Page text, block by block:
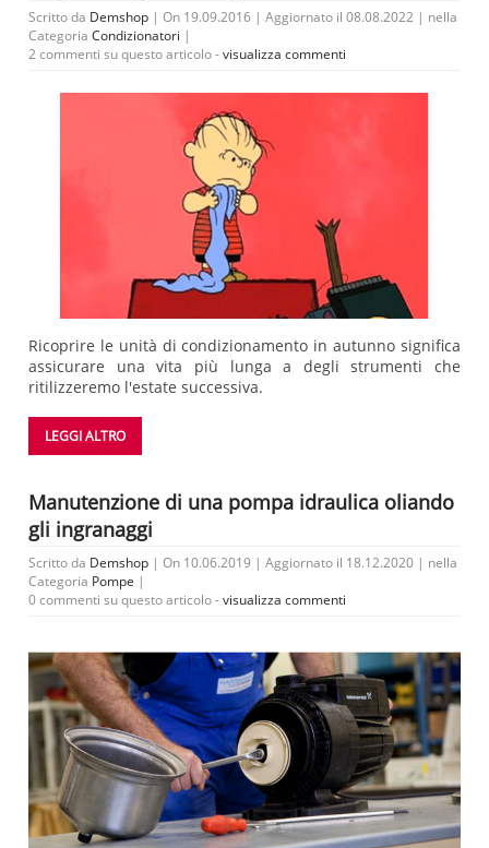
Scritto da Demshop | On 19.09.2016 | Aggiornato il 08.08.2022 | nella
Categoria Condizionatori |
2 commenti su questo articolo -visualizza commenti
Ricoprire le unità di condizionamento in autunno significa
assicurare una vita più lunga a degli strumenti che
ritilizzeremo l'estate successiva.
LEGGI ALTRO
Manutenzione di una pompa idraulica oliando
gli ingranaggi
Scritto da Demshop | On 10.06.2019 | Aggiornato il 18.12.2020 | nella
Categoria Pompe |
0 commenti su questo articolo -visualizza commenti